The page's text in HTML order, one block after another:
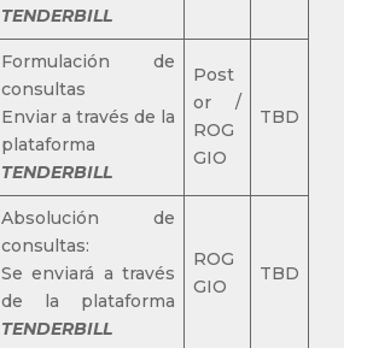
TENDERBILL
Formulación de
consultas
Enviar a través de la
plataforma
TENDERBILL
Post
or /
ROG
GIO
TBD
Absolución de
consultas:
Se enviará a través
de la plataforma
TENDERBILL
ROG
GIO
TBD